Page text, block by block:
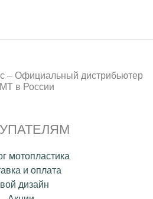
– Официальный дистрибьютер
в России
мотопластика
и оплата
дизайн